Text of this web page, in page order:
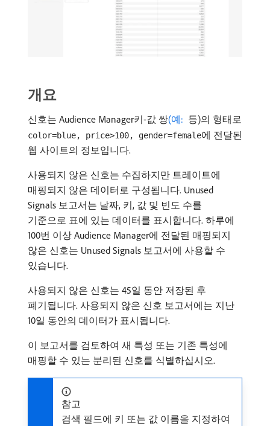
개요
신호는 Audience Manager키-값 쌍(예: ​ 등)의 형태로
color=blue, price>100, gender=female에 전달된
웹 사이트의 정보입니다.
사용되지 않은 신호는 수집하지만 트레이트에
매핑되지 않은 데이터로 구성됩니다. Unused
Signals 보고서는 날짜, 키, 값 및 빈도 수를
기준으로 표에 있는 데이터를 표시합니다. 하루에
100번 이상 Audience Manager에 전달된 매핑되지
않은 신호는 Unused Signals 보고서에 사용할 수
있습니다.
사용되지 않은 신호는 45일 동안 저장된 후
폐기됩니다. 사용되지 않은 신호 보고서에는 지난
10일 동안의 데이터가 표시됩니다.
이 보고서를 검토하여 새 특성 또는 기존 특성에
매핑할 수 있는 분리된 신호를 식별하십시오.
참고
검색 필드에 키 또는 값 이름을 지정하여